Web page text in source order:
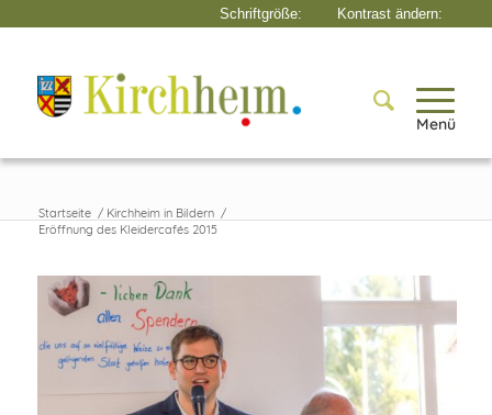
Menü
Startseite / Kirchheim in Bildern /
Eröffnung des Kleidercafés 2015